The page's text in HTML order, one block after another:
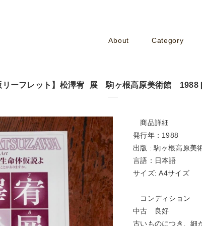
About Category
リーフレット】松澤宥 展 駒ヶ根高原美術館 1988
商品詳細
発行年：1988
出版 : 駒ヶ根高原美
言語：日本語
サイズ: A4サイズ
コンディション
中古 良好
古いものにつき、細